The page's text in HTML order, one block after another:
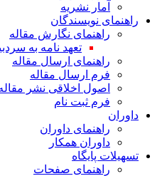
آمار نشریه
راهنمای نویسندگان
راهنمای نگارش مقاله
تعهد نامه به سردبیر
راهنمای ارسال مقاله
فرم ارسال مقاله
اصول اخلاقی نشر مقاله
فرم ثبت نام
داوران
راهنمای داوران
داوران همکار
تسهیلات پایگاه
راهنمای صفحات